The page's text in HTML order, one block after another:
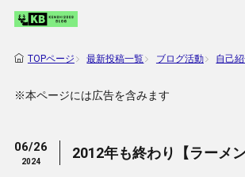
TOPページ 最新投稿一覧 ブログ活動 自己
※本ページには広告を含みます
06/26
2024
2012年も終わり【ラーメン